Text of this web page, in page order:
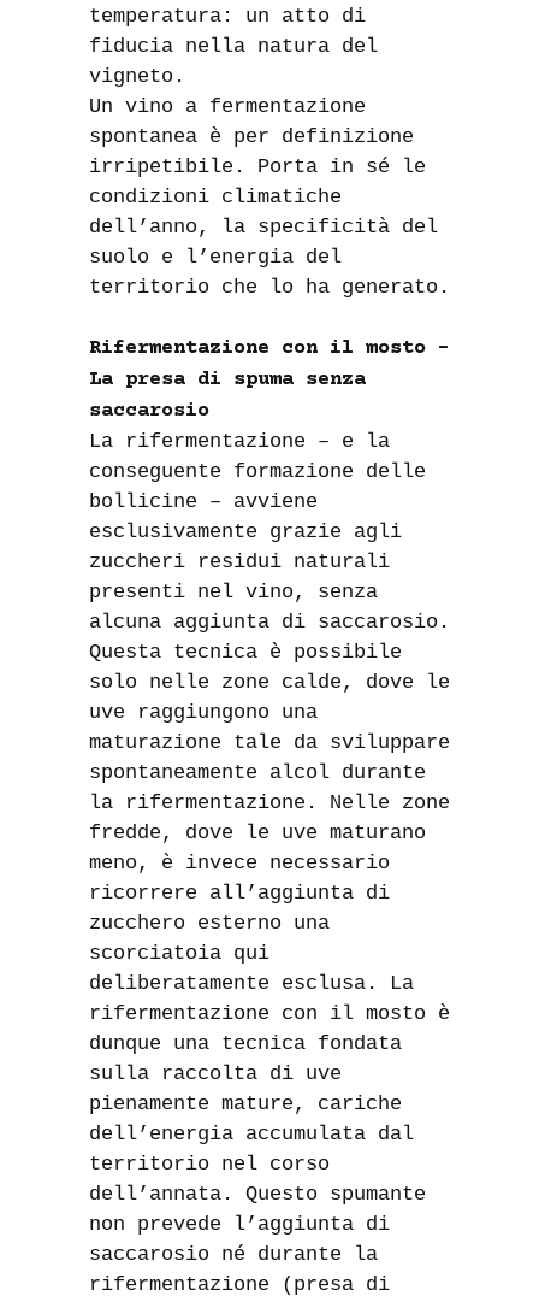
temperatura: un atto di
fiducia nella natura del
vigneto.
Un vino a fermentazione
spontanea è per definizione
irripetibile. Porta in sé le
condizioni climatiche
dell’anno, la specificità del
suolo e l’energia del
territorio che lo ha generato.
Rifermentazione con il mosto –
La presa di spuma senza
saccarosio
La rifermentazione – e la
conseguente formazione delle
bollicine – avviene
esclusivamente grazie agli
zuccheri residui naturali
presenti nel vino, senza
alcuna aggiunta di saccarosio.
Questa tecnica è possibile
solo nelle zone calde, dove le
uve raggiungono una
maturazione tale da sviluppare
spontaneamente alcol durante
la rifermentazione. Nelle zone
fredde, dove le uve maturano
meno, è invece necessario
ricorrere all’aggiunta di
zucchero esterno una
scorciatoia qui
deliberatamente esclusa. La
rifermentazione con il mosto è
dunque una tecnica fondata
sulla raccolta di uve
pienamente mature, cariche
dell’energia accumulata dal
territorio nel corso
dell’annata. Questo spumante
non prevede l’aggiunta di
saccarosio né durante la
rifermentazione (presa di